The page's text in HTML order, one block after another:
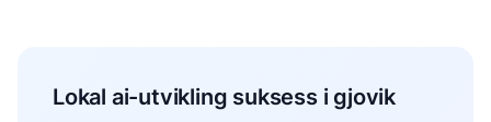
Lokal ai-utvikling suksess i gjovik